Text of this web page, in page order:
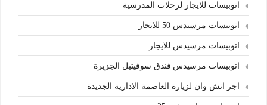
اتوبيسات للايجار لرحلات المدرسية
اتوبيسات مرسيدس 50 للايجار
اتوبيسات مرسيدس للايجار
اتوبيسات مرسيدس|فندق سوفيتيل الجزيرة
اجر اتش وان لزيارة العاصمة الادارية الجديدة